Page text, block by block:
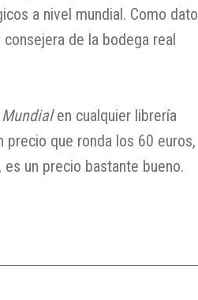
a nivel mundial. Como dato
de la bodega real
en cualquier librería
precio que ronda los 60 euros,
un precio bastante bueno.